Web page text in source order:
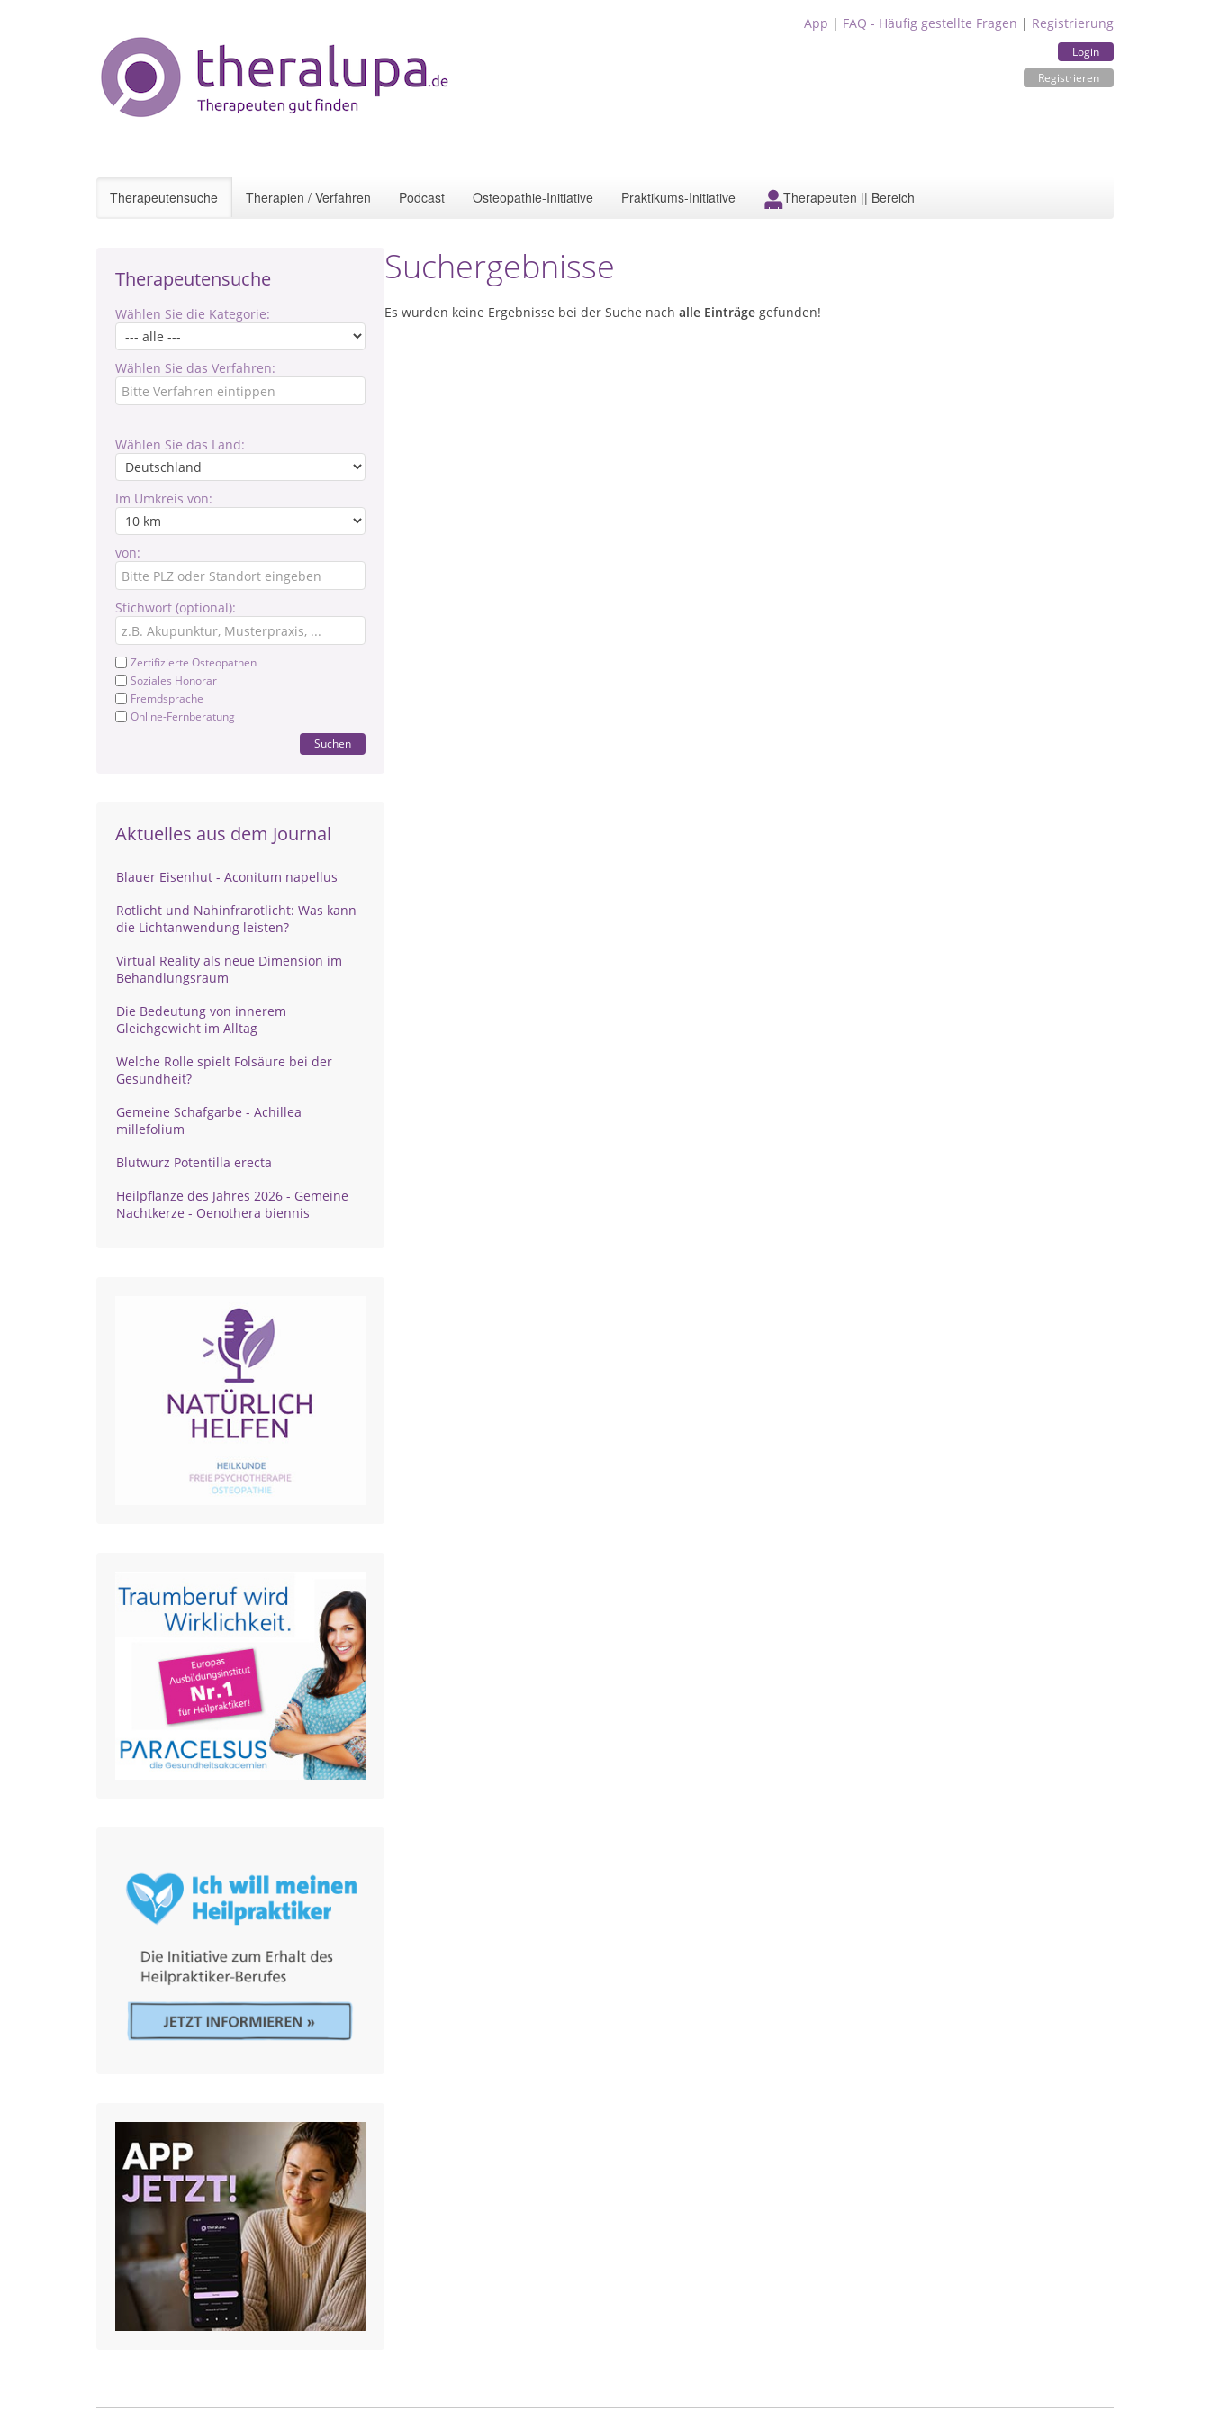
App | FAQ - Häufig gestellte Fragen | Registrierung
Login
Registrieren
Therapeutensuche Therapien / Verfahren Podcast Osteopathie-Initiative Praktikums-Initiative Therapeuten || Bereich
Therapeutensuche
Wählen Sie die Kategorie:
Wählen Sie das Verfahren:
Wählen Sie das Land:
Im Umkreis von:
von:
Stichwort (optional):
Zertifizierte Osteopathen
Soziales Honorar
Fremdsprache
Online-Fernberatung
Suchen
Aktuelles aus dem Journal
Blauer Eisenhut - Aconitum napellus
Rotlicht und Nahinfrarotlicht: Was kann
die Lichtanwendung leisten?
Virtual Reality als neue Dimension im
Behandlungsraum
Die Bedeutung von innerem
Gleichgewicht im Alltag
Welche Rolle spielt Folsäure bei der
Gesundheit?
Gemeine Schafgarbe - Achillea
millefolium
Blutwurz Potentilla erecta
Heilpflanze des Jahres 2026 - Gemeine
Nachtkerze - Oenothera biennis
Suchergebnisse
Es wurden keine Ergebnisse bei der Suche nach alle Einträge gefunden!